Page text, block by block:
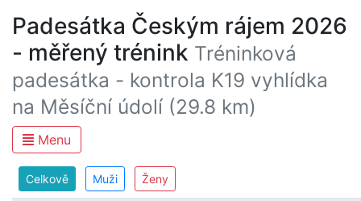
Padesátka Českým rájem 2026
- měřený trénink Tréninková
padesátka - kontrola K19 vyhlídka
na Měsíční údolí (29.8 km)
Menu
Celkově Muži Ženy